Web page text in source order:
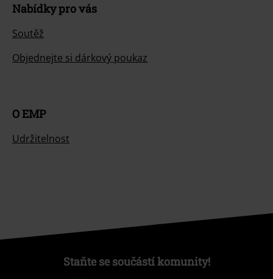
Nabídky pro vás
Soutěž
Objednejte si dárkový poukaz
O EMP
Udržitelnost
Staňte se součástí komunity!